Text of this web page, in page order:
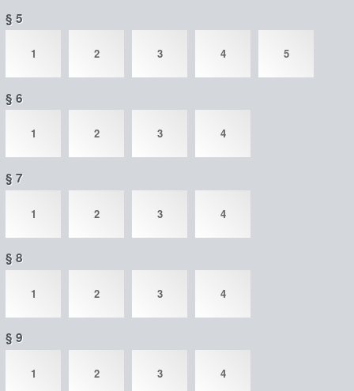
§ 5
1 2 3 4 5
§ 6
1 2 3 4
§ 7
1 2 3 4
§ 8
1 2 3 4
§ 9
1 2 3 4